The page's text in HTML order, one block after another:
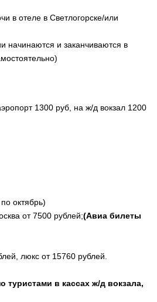
в отеле в Светлогорске/или
начинаются и заканчиваются в
1300 руб, на ж/д вокзал 1200
октябрь)
от 7500 рублей;(Авиа билеты
люкс от 15760 рублей.
в кассах ж/д вокзала,